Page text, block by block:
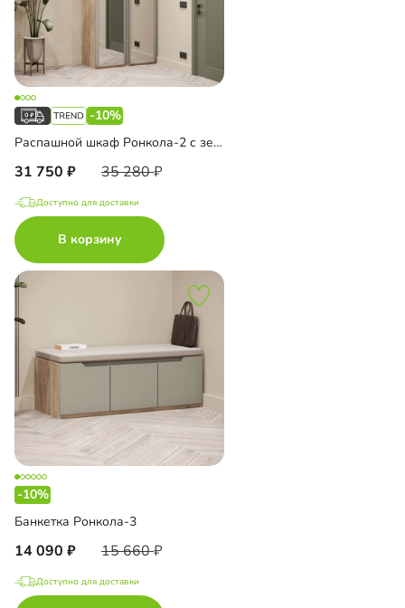
-10%
Распашной шкаф Ронкола-2 с зеркалом
31 750 35 280
Доступно для доставки
В корзину
-10%
Банкетка Ронкола-3
14 090 15 660
Доступно для доставки